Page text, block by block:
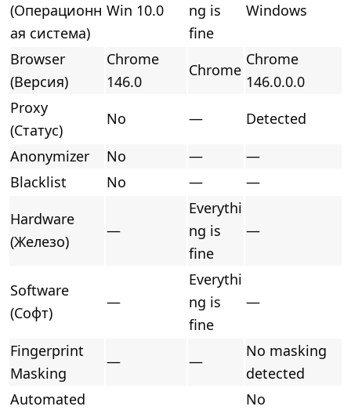
(Операционн
ая система)
Win 10.0
ng is
fine
Windows
Browser
(Версия)
Chrome
146.0
Chrome
Chrome
146.0.0.0
Proxy
(Статус)
No —
Detected
Anonymizer
No —
—
Blacklist
No —
—
Hardware
(Железо)
—
Everythi
ng is
fine
—
Software
(Софт)
—
Everythi
ng is
fine
—
Fingerprint
Masking
— —
No masking
detected
Automated
No